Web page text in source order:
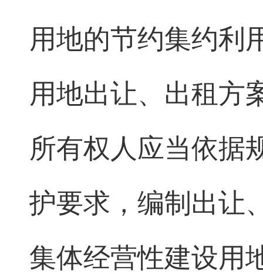
用地的节约集约利
用地出让、出租方
所有权人应当依据
护要求，编制出让
集体经营性建设用